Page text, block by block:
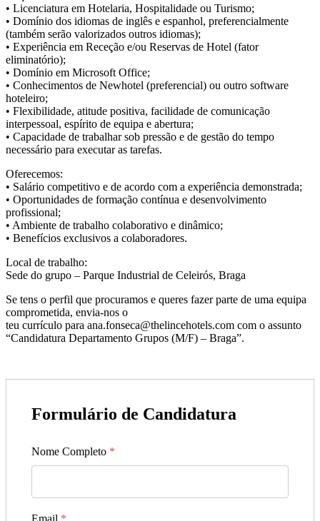
• Licenciatura em Hotelaria, Hospitalidade ou Turismo;
• Domínio dos idiomas de inglês e espanhol, preferencialmente
(também serão valorizados outros idiomas);
• Experiência em Receção e/ou Reservas de Hotel (fator
eliminatório);
• Domínio em Microsoft Office;
• Conhecimentos de Newhotel (preferencial) ou outro software
hoteleiro;
• Flexibilidade, atitude positiva, facilidade de comunicação
interpessoal, espírito de equipa e abertura;
• Capacidade de trabalhar sob pressão e de gestão do tempo
necessário para executar as tarefas.
Oferecemos:
• Salário competitivo e de acordo com a experiência demonstrada;
• Oportunidades de formação contínua e desenvolvimento
profissional;
• Ambiente de trabalho colaborativo e dinâmico;
• Benefícios exclusivos a colaboradores.
Local de trabalho:
Sede do grupo – Parque Industrial de Celeirós, Braga
Se tens o perfil que procuramos e queres fazer parte de uma equipa
comprometida, envia-nos o
teu currículo para ana.fonseca@thelincehotels.com com o assunto
“Candidatura Departamento Grupos (M/F) – Braga”.
Formulário de Candidatura
Nome Completo *
Email *